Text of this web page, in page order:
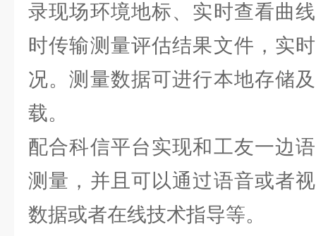
录现场环境地标、实时查看曲
时传输测量评估结果文件，实
况。测量数据可进行本地存储
载。
配合科信平台实现和工友一边
测量，并且可以通过语音或者
数据或者在线技术指导等。